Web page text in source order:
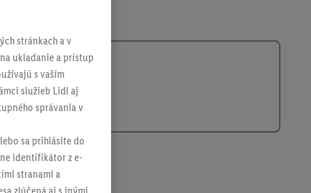
stránkach a v
ukladanie a prístup
s vaším
služieb Lidl aj
správania v
sa prihlásite do
identifikátor z e-
stranami a